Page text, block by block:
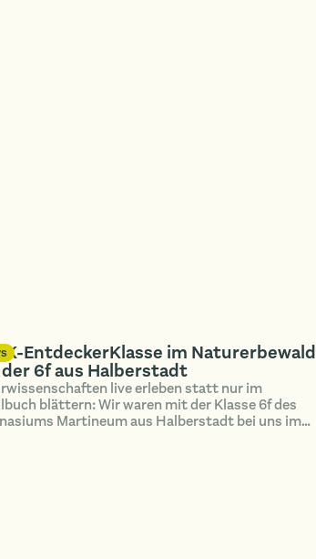
EntdeckerKlasse im Naturerbewald
6f aus Halberstadt
live erleben statt nur im
blättern: Wir waren mit der Klasse 6f des
Martineum aus Halberstadt bei uns im